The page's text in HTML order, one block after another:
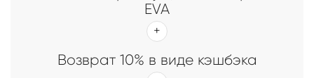
EVA
Возврат 10% в виде кэшбэка